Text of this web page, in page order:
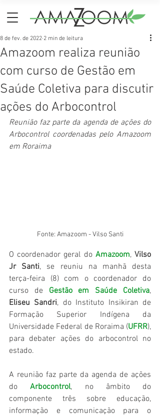
Amazoom realiza reunião
com curso de Gestão em
Saúde Coletiva para discutir
ações do Arbocontrol
8 de fev. de 2022 2 min de leitura
Reunião faz parte da agenda de ações do
Arbocontrol coordenadas pelo Amazoom
em Roraima
Fonte: Amazoom - Vilso Santi
O coordenador geral do Amazoom, Vilso
Jr Santi, se reuniu na manhã desta
terça-feira (8) com o coordenador do
curso de Gestão em Saúde Coletiva
Eliseu Sandri, do Instituto Insikiran de
Formação Superior Indígena da
Universidade Federal de Roraima (UFRR),
para debater ações do arbocontrol no
estado.
A reunião faz parte da agenda de ações
do Arbocontrol, no âmbito do
componente três sobre educação,
informação e comunicação para o